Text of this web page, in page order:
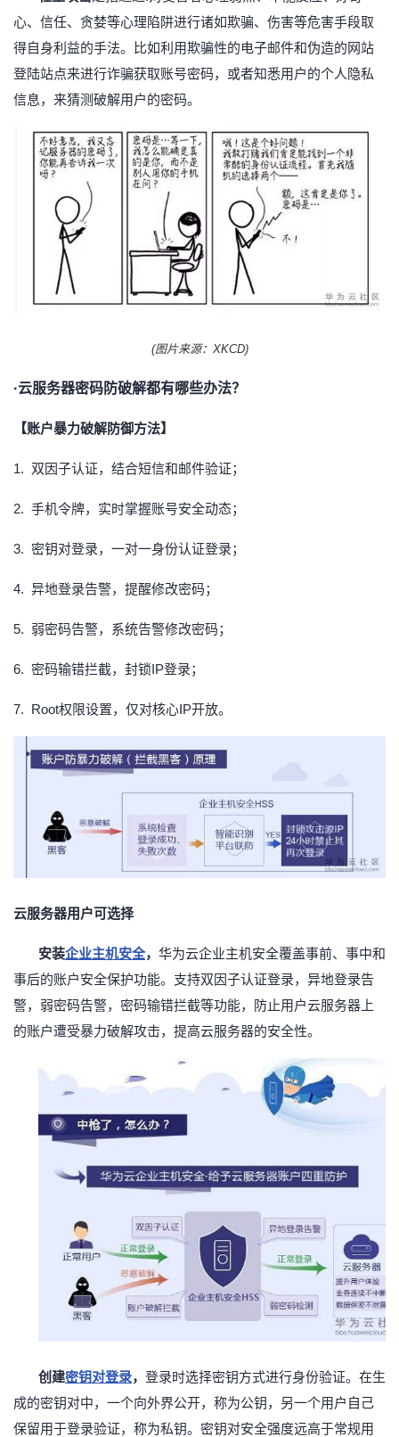
心、信任、贪婪等心理陷阱进行诸如欺骗、伤害等危害手段取
得自身利益的手法。比如利用欺骗性的电子邮件和伪造的网站
登陆站点来进行诈骗获取账号密码，或者知悉用户的个人隐私
信息，来猜测破解用户的密码。
(图片来源：XKCD)
·云服务器密码防破解都有哪些办法？
【账户暴力破解防御方法】
1. 双因子认证，结合短信和邮件验证；
2. 手机令牌，实时掌握账号安全动态；
3. 密钥对登录，一对一身份认证登录；
4. 异地登录告警，提醒修改密码；
5. 弱密码告警，系统告警修改密码；
6. 密码输错拦截，封锁IP登录；
7. Root权限设置，仅对核心IP开放。
云服务器用户可选择
安装企业主机安全， 华为云企业主机安全覆盖事前、事中和
事后的账户安全保护功能。支持双因子认证登录，异地登录告
警，弱密码告警，密码输错拦截等功能，防止用户云服务器上
的账户遭受暴力破解攻击，提高云服务器的安全性。
创建密钥对登录， 登录时选择密钥方式进行身份验证。在生
成的密钥对中，一个向外界公开，称为公钥，另一个用户自己
保留用于登录验证，称为私钥。密钥对安全强度远高于常规用